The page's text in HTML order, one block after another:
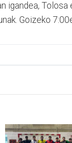
igandea,
Goizeko